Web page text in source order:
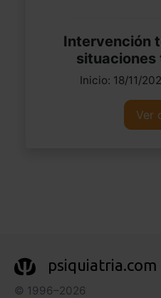
Intervención
Inicio: 18/11/
Ver
psiquiatria.com
© 1996–2026